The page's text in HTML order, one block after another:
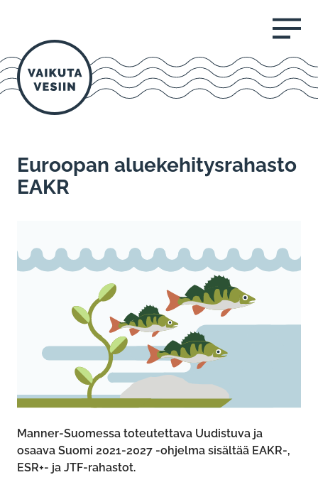
AVAA
Euroopan aluekehitysrahasto
EAKR
Manner-Suomessa toteutettava Uudistuva ja
osaava Suomi 2021-2027 -ohjelma sisältää EAKR-,
ESR+- ja JTF-rahastot.